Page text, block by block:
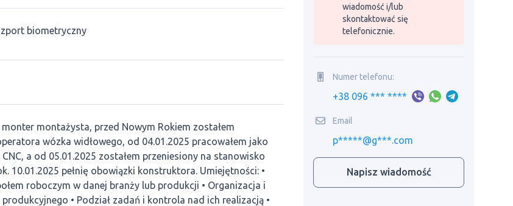
biometryczny
monter montażysta, przed Nowym Rokiem zostałem
wózka widłowego, od 04.01.2025 pracowałem jako
a od 05.01.2025 zostałem przeniesiony na stanowisko
10.01.2025 pełnię obowiązki konstruktora. Umiejętności: •
roboczym w danej branży lub produkcji • Organizacja i
• Podział zadań i kontrola nad ich realizacją •
wiadomość i/lub
skontaktować się
telefonicznie.
Numer telefonu:
+38 096 *** ****
Email
p*****@g***.com
Napisz wiadomość